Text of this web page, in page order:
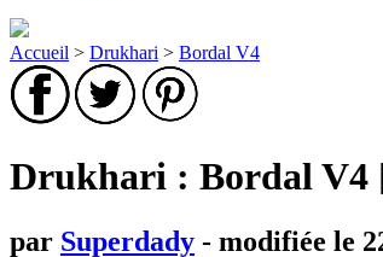
Accueil > Drukhari > Bordal V4
Drukhari : Bordal V4
par Superdady - modifiée le